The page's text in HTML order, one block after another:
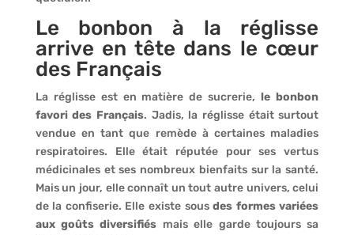
Le bonbon à la réglisse
arrive en tête dans le cœur
des Français
La réglisse est en matière de sucrerie,le bonbon
favori des Français. Jadis, la réglisse était surtout
vendue en tant que remède à certaines maladies
respiratoires. Elle était réputée pour ses vertus
médicinales et ses nombreux bienfaits sur la santé.
Mais un jour, elle connaît un tout autre univers, celui
de la confiserie. Elle existe sousdes formes variées
aux goûts diversifiés mais elle garde toujours sa